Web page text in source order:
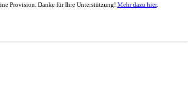
Provision. Danke für Ihre Unterstützung! Mehr dazu hier.